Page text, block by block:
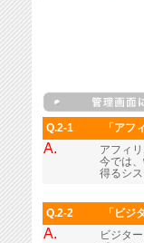
Q.2-1 「アフ
A.
アフィ
今では
得るシ
Q.2-2 「ビジ
A.
ビジタ